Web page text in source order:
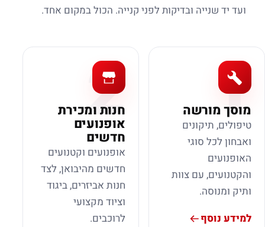
ועד יד שנייה ובדיקות לפני קנייה. הכול במקום אחד.
1
מוסך מורשה
טיפולים, תיקונים
ואבחון לכל סוגי
האופנועים
והקטנועים, עם צוות
ותיק ומנוסה.
למידע נוסף
2
חנות ומכירת
אופנועים
חדשים
אופנועים וקטנועים
חדשים מהיבואן, לצד
חנות אביזרים, ביגוד
וציוד מקצועי
לרוכבים.